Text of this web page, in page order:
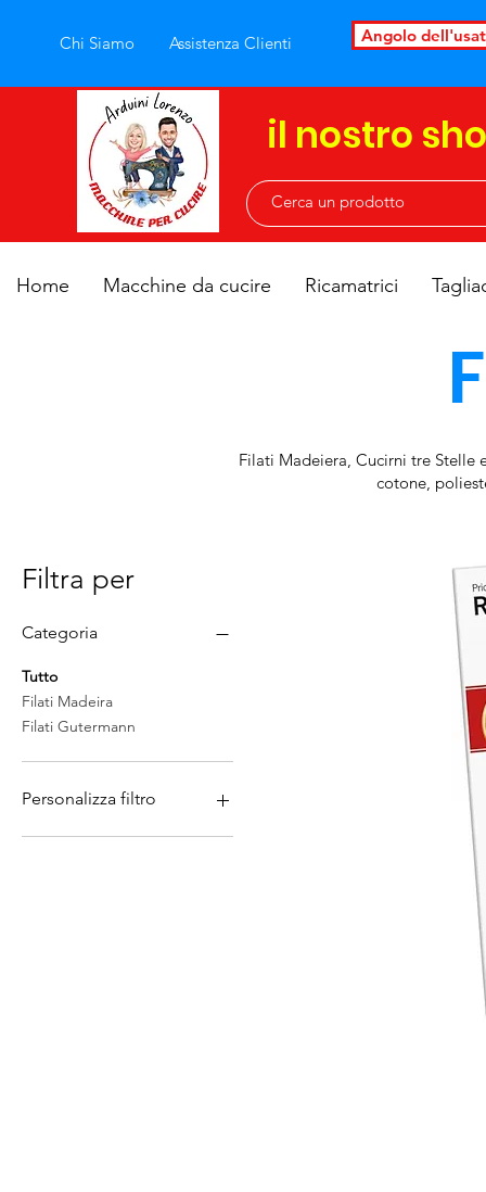
Chi Siamo Assistenza Clienti Angolo
il nostro
Home Macchine da cucire Ricamatrici
Filati Madeiera, Cucirni tre Stelle
cotone,
Filtra per
Categoria
Tutto
Filati Madeira
Filati Gutermann
Personalizza filtro
Aerofil 100